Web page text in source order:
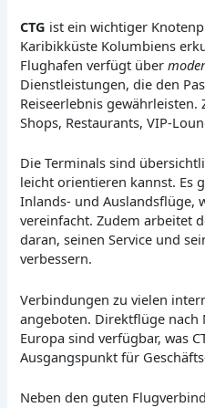
CTG ist ein wichtiger
Karibikküste Kolumbiens
Flughafen verfügt über
Dienstleistungen, die den
Reiseerlebnis gewährleisten.
Shops, Restaurants, VIP-
Die Terminals sind
leicht orientieren kannst. Es
Inlands- und Auslandsflüge,
vereinfacht. Zudem arbeitet
daran, seinen Service und
verbessern.
Verbindungen zu vielen
angeboten. Direktflüge nach
Europa sind verfügbar, was
Ausgangspunkt für
Neben den guten